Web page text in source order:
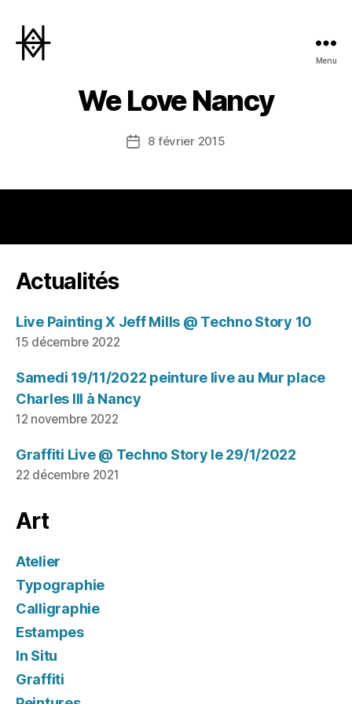
Menu
We Love Nancy
Date8 février 2015
Actualités
Live Painting X Jeff Mills @ Techno Story 10
15 décembre 2022
Samedi 19/11/2022 peinture live au Mur place
Charles III à Nancy
12 novembre 2022
Graffiti Live @ Techno Story le 29/1/2022
22 décembre 2021
Art
Atelier
Typographie
Calligraphie
Estampes
In Situ
Graffiti